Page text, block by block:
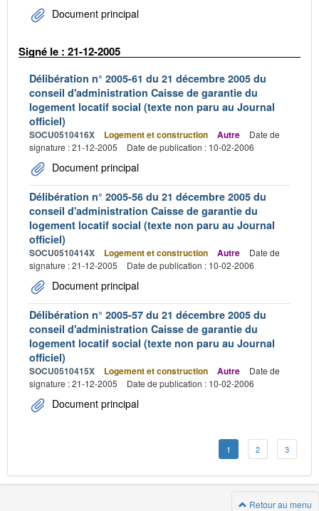
Document principal
Signé le : 21-12-2005
Délibération n° 2005-61 du 21 décembre 2005 du
conseil d'administration Caisse de garantie du
logement locatif social (texte non paru au Journal
officiel)
SOCU0510416X Logement et construction Autre
Date de
signature : 21-12-2005
Date de publication : 10-02-2006
Document principal
Délibération n° 2005-56 du 21 décembre 2005 du
conseil d'administration Caisse de garantie du
logement locatif social (texte non paru au Journal
officiel)
SOCU0510414X Logement et construction Autre
Date de
signature : 21-12-2005
Date de publication : 10-02-2006
Document principal
Délibération n° 2005-57 du 21 décembre 2005 du
conseil d'administration Caisse de garantie du
logement locatif social (texte non paru au Journal
officiel)
SOCU0510415X Logement et construction Autre
Date de
signature : 21-12-2005
Date de publication : 10-02-2006
Document principal
1 2 3
Retour au menu